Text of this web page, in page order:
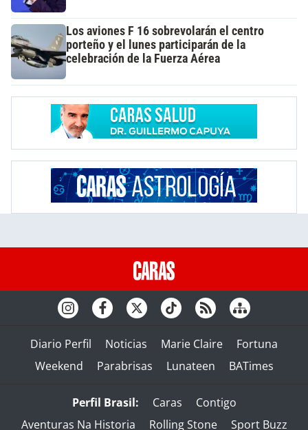
Los aviones F 16 sobrevolarán el centro
porteño y el lunes participarán de la
celebración de la Fuerza Aérea
Diario Perfil Noticias Marie Claire
Fortuna
Weekend
Parabrisas Lunateen BATimes
Perfil Brasil: Caras
Contigo
Aventuras Na Historia
Rolling Stone Sport Buzz